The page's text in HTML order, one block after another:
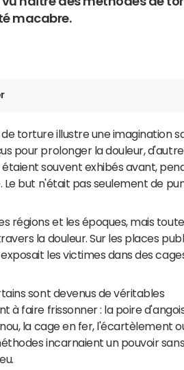
macabre.
torture illustre une imagination
pour prolonger la douleur,
souvent exhibés avant,
but n'était pas seulement de
régions et les époques, mais
la douleur. Sur les places
les victimes dans des
sont devenus de véritables
à faire frissonner : la poire
la cage en fer, l'écartèlement
incarnaient un pouvoir